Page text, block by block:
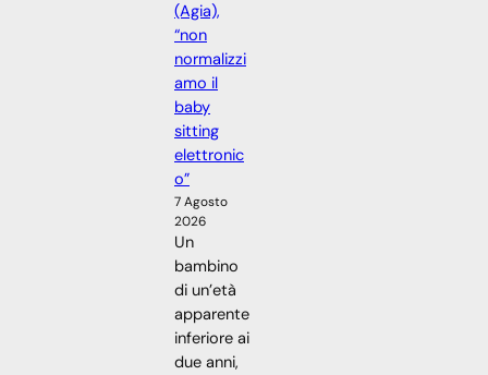
(Agia),
“non
normalizzi
amo il
baby
sitting
elettronic
o”
7 Agosto
2026
Un
bambino
di un’età
apparente
inferiore ai
due anni,